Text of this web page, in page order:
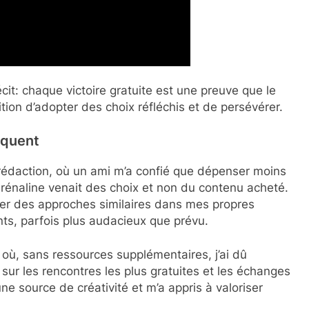
chaque victoire gratuite est une preuve que le
d’adopter des choix réfléchis et de persévérer.
où un ami m’a confié que dépenser moins
venait des choix et non du contenu acheté.
des approches similaires dans mes propres
parfois plus audacieux que prévu.
sans ressources supplémentaires, j’ai dû
les rencontres les plus gratuites et les échanges
source de créativité et m’a appris à valoriser